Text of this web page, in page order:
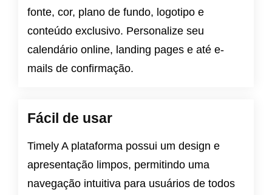
fonte, cor, plano de fundo, logotipo e
conteúdo exclusivo. Personalize seu
calendário online, landing pages e até e-
mails de confirmação.
Fácil de usar
Timely A plataforma possui um design e
apresentação limpos, permitindo uma
navegação intuitiva para usuários de todos